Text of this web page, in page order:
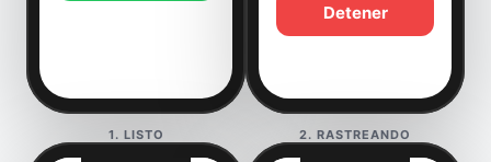
1. LISTO
Detener
2. RASTREANDO